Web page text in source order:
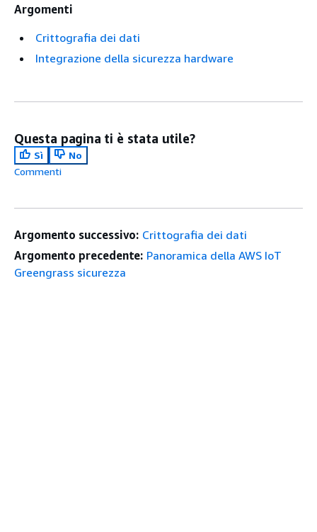
Argomenti
Crittografia dei dati
Integrazione della sicurezza hardware
Questa pagina ti è stata utile?
Sì
No
Commenti
Argomento successivo: Crittografia dei dati
Argomento precedente: Panoramica della AWS IoT
Greengrass sicurezza